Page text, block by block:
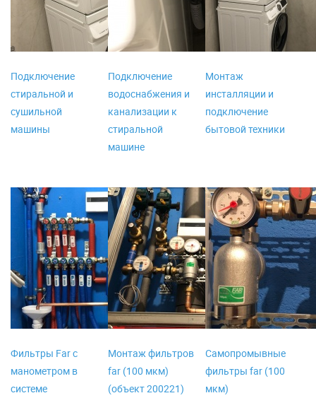
Подключение
стиральной и
сушильной
машины
Подключение
водоснабжения и
канализации к
стиральной
машине
Монтаж
инсталляции и
подключение
бытовой техники
Фильтры Far с
манометром в
системе
Монтаж фильтров
far (100 мкм)
(объект 200221)
Самопромывные
фильтры far (100
мкм)